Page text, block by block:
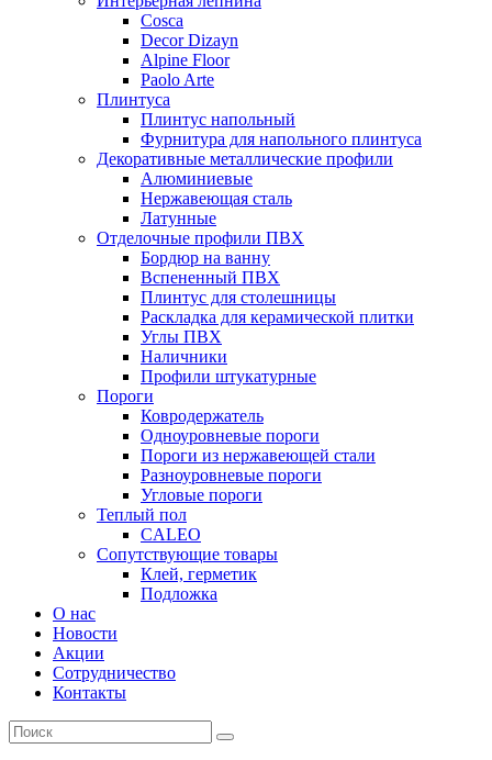
Cosca
Decor Dizayn
Alpine Floor
Paolo Arte
Плинтуса
Плинтус напольный
Фурнитура для напольного плинтуса
Декоративные металлические профили
Алюминиевые
Нержавеющая сталь
Латунные
Отделочные профили ПВХ
Бордюр на ванну
Вспененный ПВХ
Плинтус для столешницы
Раскладка для керамической плитки
Углы ПВХ
Наличники
Профили штукатурные
Пороги
Ковродержатель
Одноуровневые пороги
Пороги из нержавеющей стали
Разноуровневые пороги
Угловые пороги
Теплый пол
CALEO
Сопутствующие товары
Клей, герметик
Подложка
О нас
Новости
Акции
Сотрудничество
Контакты